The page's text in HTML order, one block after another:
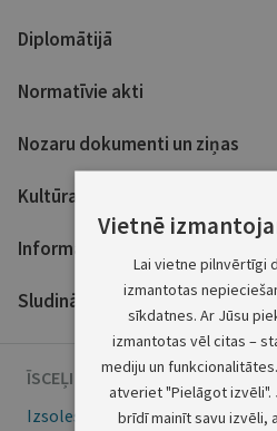
Diplomātijā
Normatīvie akti
Nozaru dokumenti un ziņas
Kultūra un zinātne
Informācija
Sludinājumi
ĪSCEĻI
Izsoles
Vietnē
Lai vietne pilnvērtīgi
izmantotas
sīkdatnes. Ar Jūsu
izmantotas vēl citas –
mediju un
atveriet "Pielāgot izvēli".
brīdī mainīt savu izvēli,